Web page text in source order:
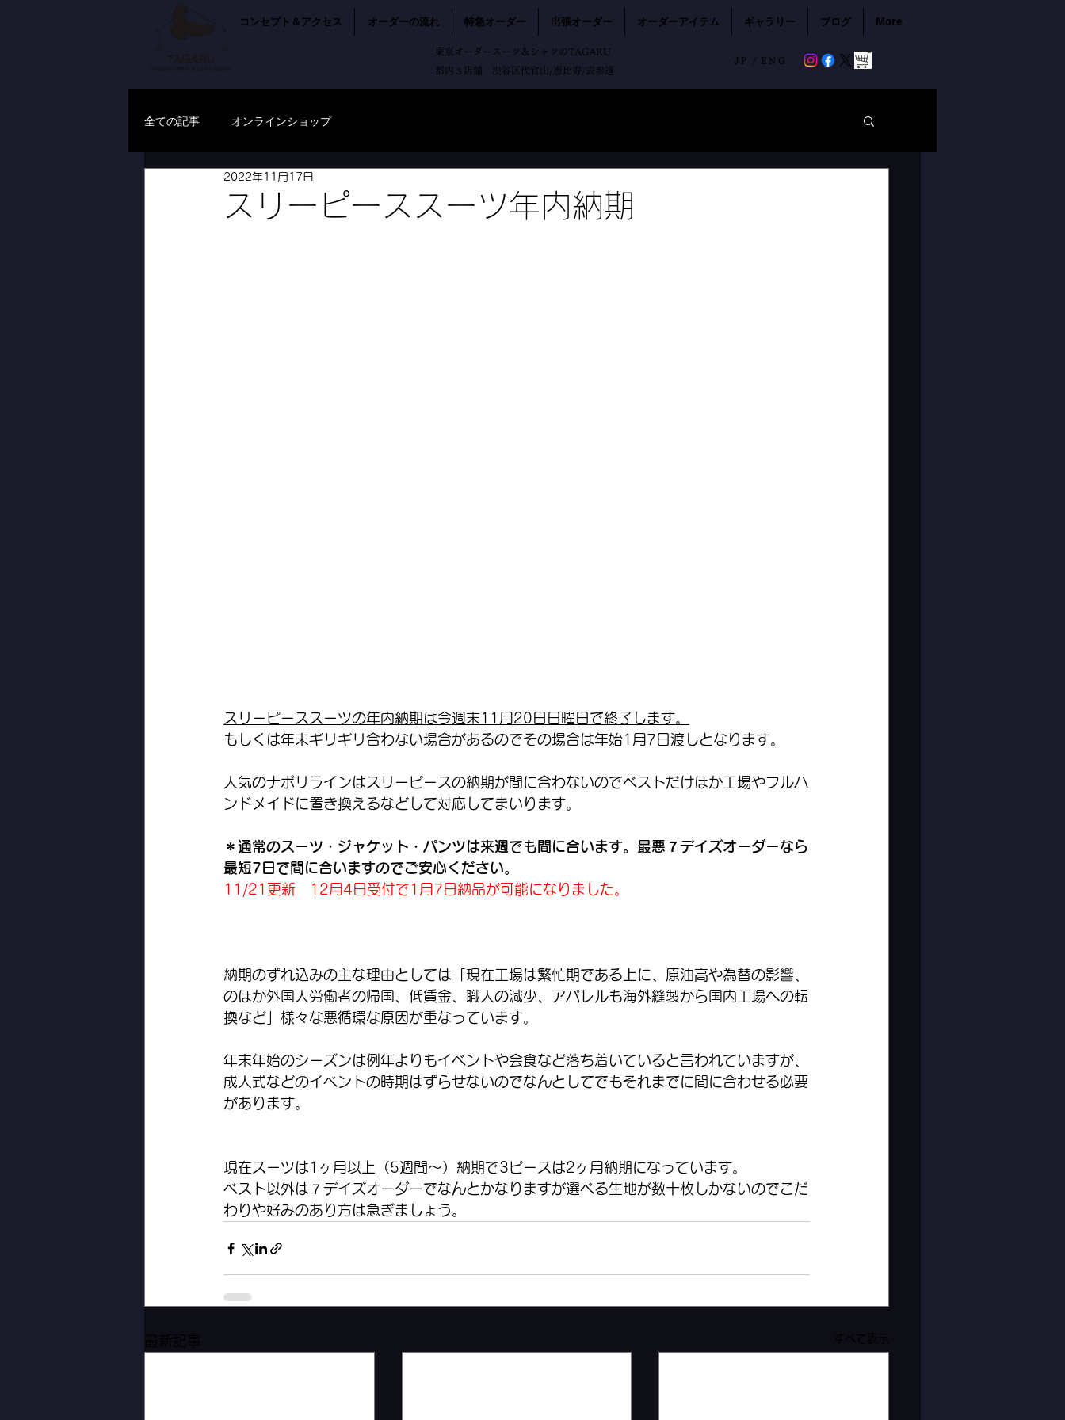
コンセプト＆アクセス オーダーの流れ 特急オーダー 出張オーダー オーダーアイテム ギャラリー ブログ More
東京オーダースーツ＆シャツのTAGARU
都内３店舗 渋谷区代官山/恵比寿/表参道
ENG
JP /
全ての記事 オンラインショップ
スリーピーススーツ年内納期
2022年11月17日
スリーピーススーツの年内納期は今週末11月20日日曜日で終了します。
もしくは年末ギリギリ合わない場合があるのでその場合は年始1月7日渡しとなります。
人気のナポリラインはスリーピースの納期が間に合わないのでベストだけほか工場やフルハ
ンドメイドに置き換えるなどして対応してまいります。
＊通常のスーツ・ジャケット・パンツは来週でも間に合います。最悪７デイズオーダーなら
最短7日で間に合いますのでご安心ください。
11/21更新　12月4日受付で1月7日納品が可能になりました。
納期のずれ込みの主な理由としては「現在工場は繁忙期である上に、原油高や為替の影響、
のほか外国人労働者の帰国、低賃金、職人の減少、アパレルも海外縫製から国内工場への転
換など」様々な悪循環な原因が重なっています。
年末年始のシーズンは例年よりもイベントや会食など落ち着いていると言われていますが、
成人式などのイベントの時期はずらせないのでなんとしてでもそれまでに間に合わせる必要
があります。
現在スーツは1ヶ月以上（5週間〜）納期で3ピースは2ヶ月納期になっています。
ベスト以外は７デイズオーダーでなんとかなりますが選べる生地が数十枚しかないのでこだ
わりや好みのあり方は急ぎましょう。